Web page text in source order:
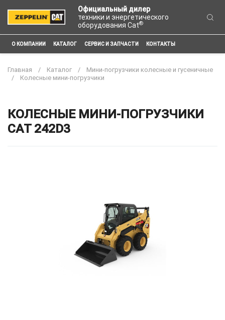
Официальный дилер
техники и энергетического
оборудования Cat®
О КОМПАНИИ КАТАЛОГ СЕРВИС И ЗАПЧАСТИ КОНТАКТЫ
Главная Каталог
Мини-погрузчики колесные и гусеничные
Колесные мини-погрузчики
КОЛЕСНЫЕ МИНИ-ПОГРУЗЧИКИ
CAT 242D3